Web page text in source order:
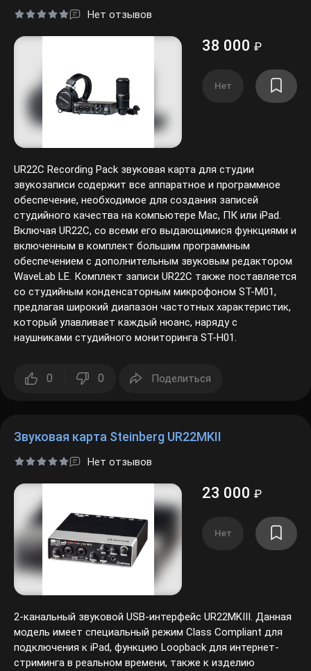
Нет отзывов
38 000 ₽
Нет
UR22C Recording Pack звуковая карта для студии
звукозаписи содержит все аппаратное и программное
обеспечение, необходимое для создания записей
студийного качества на компьютере Mac, ПК или iPad.
Включая UR22C, со всеми его выдающимися функциями и
включенным в комплект большим программным
обеспечением с дополнительным звуковым редактором
WaveLab LE. Комплект записи UR22C также поставляется
со студийным конденсаторным микрофоном ST-M01,
предлагая широкий диапазон частотных характеристик,
который улавливает каждый нюанс, наряду с
наушниками студийного мониторинга ST-H01.
0 0 Поделиться
Звуковая карта Steinberg UR22MKII
Нет отзывов
23 000 ₽
Нет
2-канальный звуковой USB-интерфейс UR22MKIII. Данная
модель имеет специальный режим Class Compliant для
подключения к iPad, функцию Loopback для интернет-
стриминга в реальном времени, также к изделию